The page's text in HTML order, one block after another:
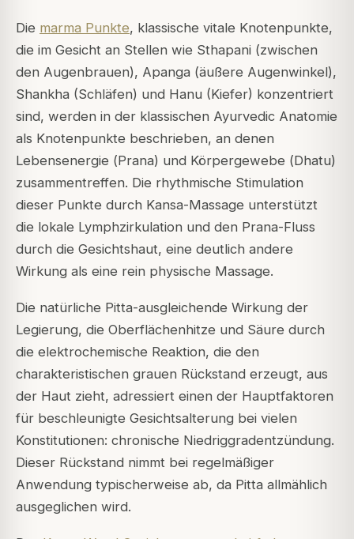
Die marma Punkte, klassische vitale Knotenpunkte,
die im Gesicht an Stellen wie Sthapani (zwischen
den Augenbrauen), Apanga (äußere Augenwinkel),
Shankha (Schläfen) und Hanu (Kiefer) konzentriert
sind, werden in der klassischen Ayurvedic Anatomie
als Knotenpunkte beschrieben, an denen
Lebensenergie (Prana) und Körpergewebe (Dhatu)
zusammentreffen. Die rhythmische Stimulation
dieser Punkte durch Kansa-Massage unterstützt
die lokale Lymphzirkulation und den Prana-Fluss
durch die Gesichtshaut, eine deutlich andere
Wirkung als eine rein physische Massage.
Die natürliche Pitta-ausgleichende Wirkung der
Legierung, die Oberflächenhitze und Säure durch
die elektrochemische Reaktion, die den
charakteristischen grauen Rückstand erzeugt, aus
der Haut zieht, adressiert einen der Hauptfaktoren
für beschleunigte Gesichtsalterung bei vielen
Konstitutionen: chronische Niedriggradentzündung.
Dieser Rückstand nimmt bei regelmäßiger
Anwendung typischerweise ab, da Pitta allmählich
ausgeglichen wird.